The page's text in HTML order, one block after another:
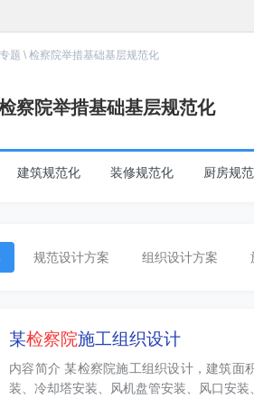
题 \ 检察院举措基础基层规范化
察院举措基础基层规范化
建筑规范化 装修规范化 厨房规
规范设计方案 组织设计方案
某检察院施工组织设计
内容简介 某检察院施工组织设计，建筑面
装、冷却塔安装、风机盘管安装、风口安